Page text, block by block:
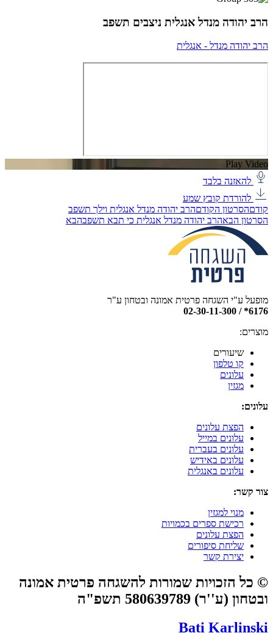
הרב יהודה מנדל אנגלית ניצבים תשפב
הרב יהודה מנדל - אנגלית
Play Video
להאזנה בלבד
להורדת קובץ שמע
קודםהסרטון הקודםהרב יהודה מנדל אנגלית וילך תשפב
הסרטון הבאהרב יהודה מנדל אנגלית כי תבא תשפבהבא
מופעל ע"י השגחה פרטית אמונה ובטחון ע"ר
6176* / 02-30-11-300
מוצרים:
שיעורים
קו טלפון
עלונים
מגזין
עלונים:
הפצת עלונים
עלונים במייל
עלונים בעברית
עלונים באידיש
עלונים באנגלית
צור קשר:
מנוי למגזין
רכישת ספרים בכמויות
הפצת עלונים
שליחת סיפורים
יצירת קשר
© כל הזכויות שמורות להשגחה פרטית אמונה
ובטחון (ע''ר) 580639789 תשפ"ה
Bati Karlinski​